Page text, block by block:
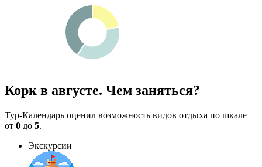
Корк в августе. Чем заняться?
Тур-Календарь оценил возможность видов отдыха по шкале
от 0 до 5.
Экскурсии